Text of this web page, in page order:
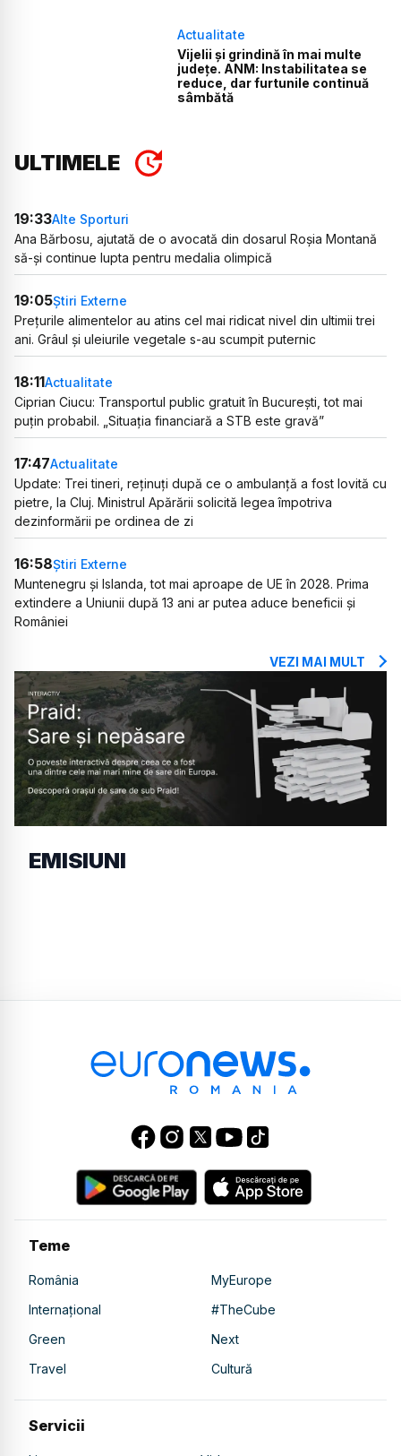
Actualitate
Vijelii și grindină în mai multe
județe. ANM: Instabilitatea se
reduce, dar furtunile continuă
sâmbătă
ULTIMELE
19:33Alte Sporturi
Ana Bărbosu, ajutată de o avocată din dosarul Roșia Montană
să-și continue lupta pentru medalia olimpică
19:05Știri Externe
Prețurile alimentelor au atins cel mai ridicat nivel din ultimii trei
ani. Grâul și uleiurile vegetale s-au scumpit puternic
18:11Actualitate
Ciprian Ciucu: Transportul public gratuit în București, tot mai
puțin probabil. „Situația financiară a STB este gravă”
17:47Actualitate
Update: Trei tineri, reținuți după ce o ambulanță a fost lovită cu
pietre, la Cluj. Ministrul Apărării solicită legea împotriva
dezinformării pe ordinea de zi
16:58Știri Externe
Muntenegru și Islanda, tot mai aproape de UE în 2028. Prima
extindere a Uniunii după 13 ani ar putea aduce beneficii și
României
VEZI MAI MULT
EMISIUNI
Teme
România
MyEurope
Internațional
#TheCube
Green
Next
Travel
Cultură
Servicii